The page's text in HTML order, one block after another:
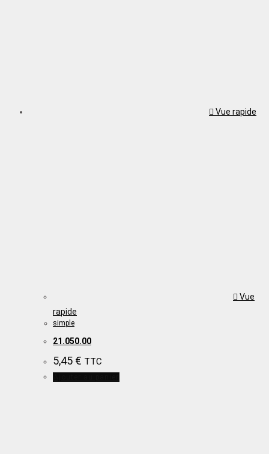
Vue rapide
Vue
rapide
simple
21.050.00
5,45 € TTC